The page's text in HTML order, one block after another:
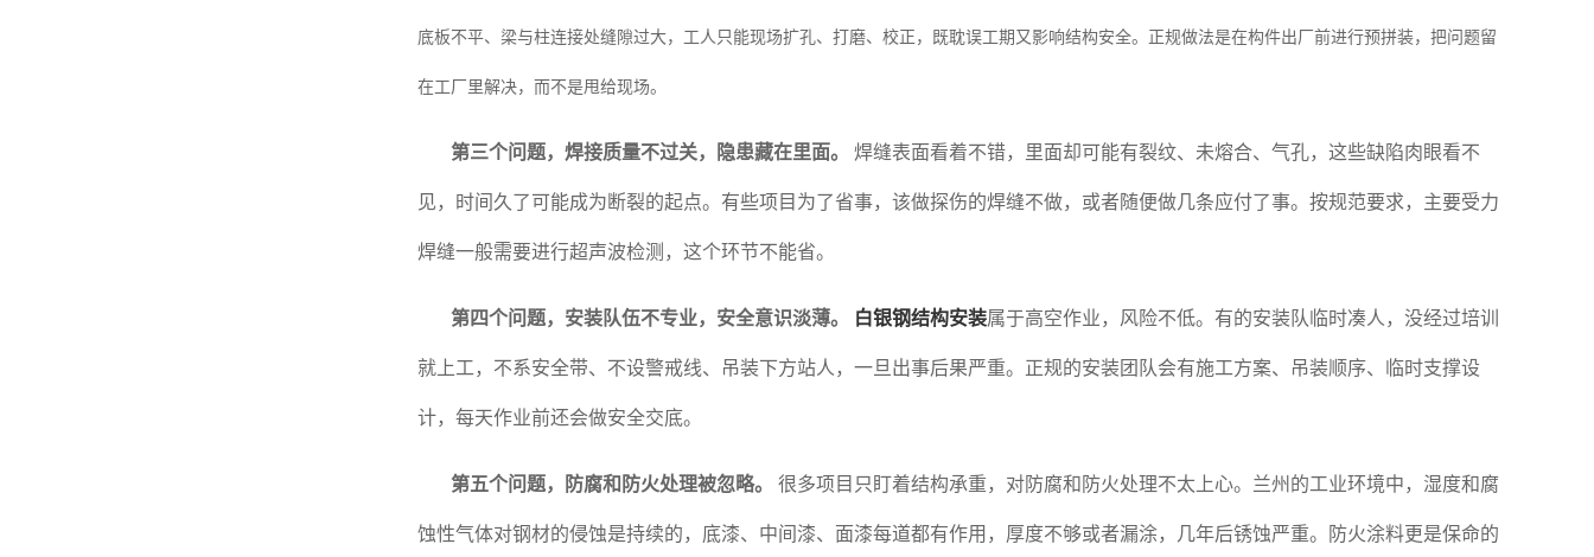
底板不平、梁与柱连接处缝隙过大，工人只能现场扩孔、打磨、校正，既耽误工期又影响结构安全。正规做法是在构件出厂前进行预拼装，把问题留
在工厂里解决，而不是甩给现场。
第三个问题，焊接质量不过关，隐患藏在里面。
焊缝表面看着不错，里面却可能有裂纹、未熔合、气孔，这些缺陷肉眼看不
见，时间久了可能成为断裂的起点。有些项目为了省事，该做探伤的焊缝不做，或者随便做几条应付了事。按规范要求，主要受力
焊缝一般需要进行超声波检测，这个环节不能省。
第四个问题，安装队伍不专业，安全意识淡薄。 白银钢结构安装属于高空作业，风险不低。有的安装队临时凑人，没经过培训
就上工，不系安全带、不设警戒线、吊装下方站人，一旦出事后果严重。正规的安装团队会有施工方案、吊装顺序、临时支撑设
计，每天作业前还会做安全交底。
第五个问题，防腐和防火处理被忽略。
很多项目只盯着结构承重，对防腐和防火处理不太上心。兰州的工业环境中，湿度和腐
蚀性气体对钢材的侵蚀是持续的，底漆、中间漆、面漆每道都有作用，厚度不够或者漏涂，几年后锈蚀严重。防火涂料更是保命的